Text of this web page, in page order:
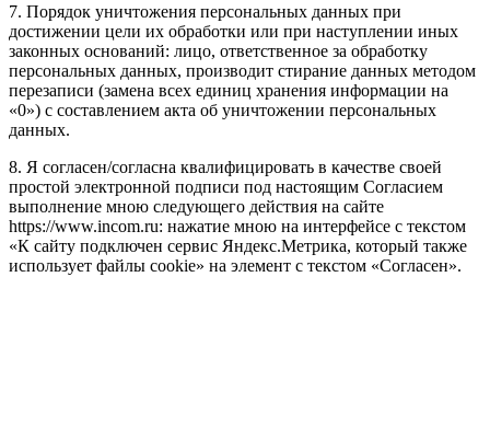
7. Порядок уничтожения персональных данных при
достижении цели их обработки или при наступлении иных
законных оснований: лицо, ответственное за обработку
персональных данных, производит стирание данных методом
перезаписи (замена всех единиц хранения информации на
«0») с составлением акта об уничтожении персональных
данных.
8. Я согласен/согласна квалифицировать в качестве своей
простой электронной подписи под настоящим Согласием
выполнение мною следующего действия на сайте
https://www.incom.ru: нажатие мною на интерфейсе с текстом
«К сайту подключен сервис Яндекс.Метрика, который также
использует файлы cookie» на элемент с текстом «Согласен».